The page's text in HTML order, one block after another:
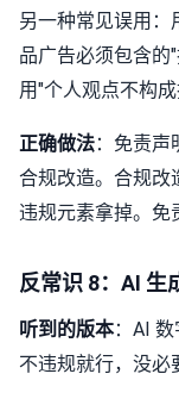
另一种常见误用：
品广告必须包含的
用"个人观点不构成
正确做法：免责声
合规改造。合规改
违规元素拿掉。免
反常识 8：AI 生
听到的版本：AI
不违规就行，没必